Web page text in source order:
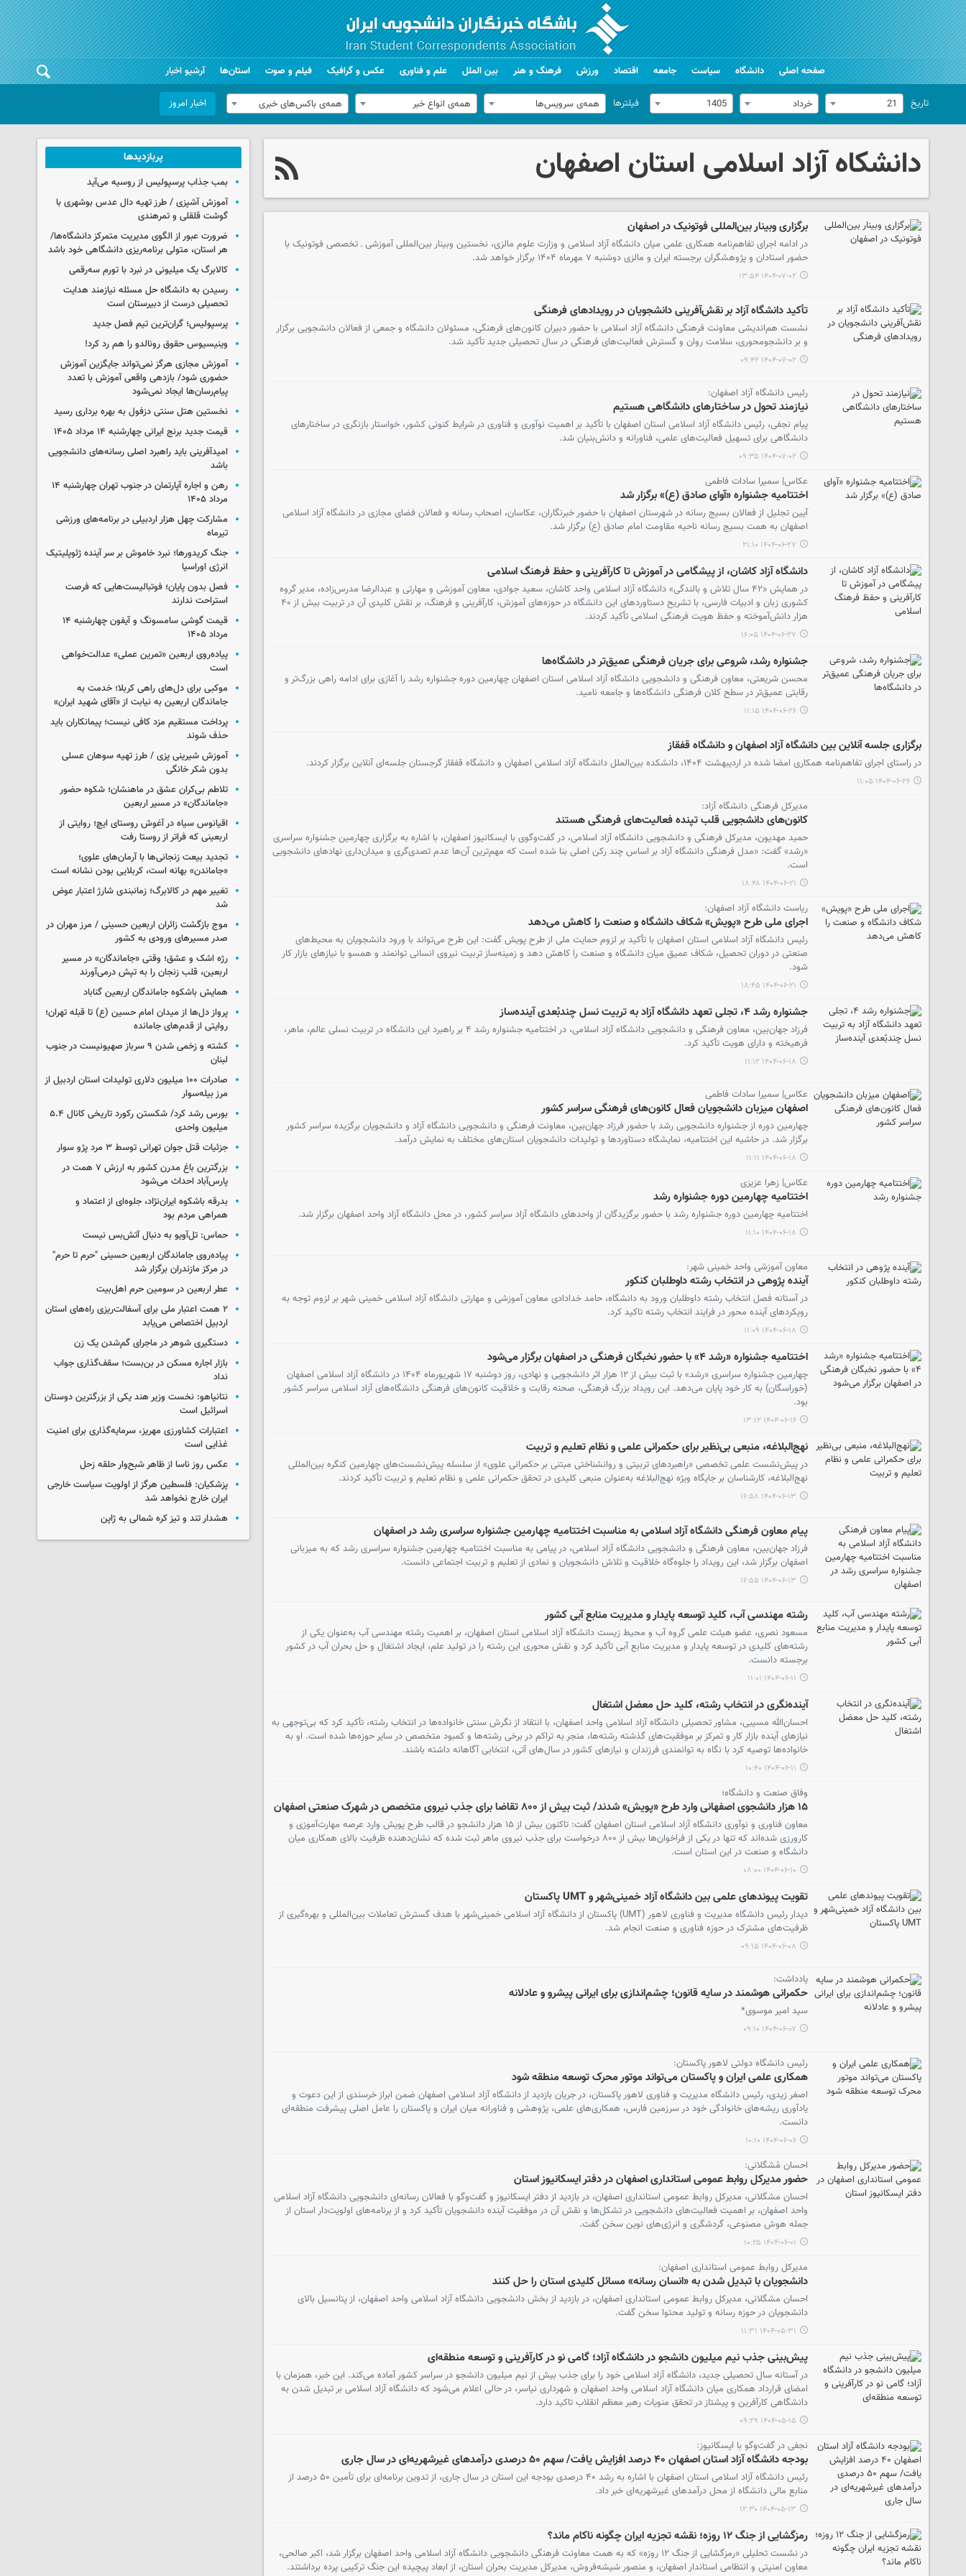
صفحه اصلی دانشگاه سیاست جامعه اقتصاد ورزش فرهنگ و هنر بین الملل علم و فناوری عکس و گرافیک فیلم و صوت استان‌ها آرشیو اخبار
تاریخ 21 خرداد 1405 فیلترها همه‌ی سرویس‌ها همه‌ی انواع خبر همه‌ی باکس‌های خبری اخبار امروز
دانشکاه آزاد اسلامی استان اصفهان
برگزاری وبینار بین‌المللی فوتونیک در اصفهان
در ادامه اجرای تفاهم‌نامه همکاری علمی میان دانشگاه آزاد اسلامی و وزارت علوم مالزی، نخستین وبینار بین‌المللی آموزشی ـ تخصصی فوتونیک با
حضور استادان و پژوهشگران برجسته ایران و مالزی دوشنبه ۷ مهرماه ۱۴۰۴ برگزار خواهد شد.
۱۴۰۴-۰۷-۰۲ ۱۳:۵۴
تأکید دانشگاه آزاد بر نقش‌آفرینی دانشجویان در رویدادهای فرهنگی
نشست هم‌اندیشی معاونت فرهنگی دانشگاه آزاد اسلامی با حضور دبیران کانون‌های فرهنگی، مسئولان دانشگاه و جمعی از فعالان دانشجویی برگزار
و بر دانشجومحوری، سلامت روان و گسترش فعالیت‌های فرهنگی در سال تحصیلی جدید تأکید شد.
۱۴۰۴-۰۷-۰۲ ۰۹:۴۲
رئیس دانشگاه آزاد اصفهان:
نیازمند تحول در ساختارهای دانشگاهی هستیم
پیام نجفی، رئیس دانشگاه آزاد اسلامی استان اصفهان با تأکید بر اهمیت نوآوری و فناوری در شرایط کنونی کشور، خواستار بازنگری در ساختارهای
دانشگاهی برای تسهیل فعالیت‌های علمی، فناورانه و دانش‌بنیان شد.
۱۴۰۴-۰۷-۰۲ ۰۹:۳۵
عکاس| سمیرا سادات فاطمی
اختتامیه جشنواره «آوای صادق (ع)» برگزار شد
آیین تجلیل از فعالان بسیج رسانه در شهرستان اصفهان با حضور خبرنگاران، عکاسان، اصحاب رسانه و فعالان فضای مجازی در دانشگاه آزاد اسلامی
اصفهان به همت بسیج رسانه ناحیه مقاومت امام صادق (ع) برگزار شد.
۱۴۰۴-۰۶-۲۷ ۲۱:۱۰
دانشگاه آزاد کاشان، از پیشگامی در آموزش تا کارآفرینی و حفظ فرهنگ اسلامی
در همایش «۴۲ سال تلاش و بالندگی» دانشگاه آزاد اسلامی واحد کاشان، سعید جوادی، معاون آموزشی و مهارتی و عبدالرضا مدرس‌زاده، مدیر گروه
کشوری زبان و ادبیات فارسی، با تشریح دستاوردهای این دانشگاه در حوزه‌های آموزش، کارآفرینی و فرهنگ، بر نقش کلیدی آن در تربیت بیش از ۴۰
هزار دانش‌آموخته و حفظ هویت فرهنگی اسلامی تأکید کردند.
۱۴۰۴-۰۶-۲۷ ۱۶:۰۵
جشنواره رشد، شروعی برای جریان فرهنگی عمیق‌تر در دانشگاه‌ها
محسن شریعتی، معاون فرهنگی و دانشجویی دانشگاه آزاد اسلامی استان اصفهان چهارمین دوره جشنواره رشد را آغازی برای ادامه راهی بزرگ‌تر و
رقابتی عمیق‌تر در سطح کلان فرهنگی دانشگاه‌ها و جامعه نامید.
۱۴۰۴-۰۶-۲۶ ۱۱:۱۵
برگزاری جلسه آنلاین بین دانشگاه آزاد اصفهان و دانشگاه قفقاز
در راستای اجرای تفاهم‌نامه همکاری امضا شده در اردیبهشت ۱۴۰۴، دانشکده بین‌الملل دانشگاه آزاد اسلامی اصفهان و دانشگاه قفقاز گرجستان جلسه‌ای آنلاین برگزار کردند.
۱۴۰۴-۰۶-۲۶ ۱۱:۰۵
مدیرکل فرهنگی دانشگاه آزاد:
کانون‌های دانشجویی قلب تپنده فعالیت‌های فرهنگی هستند
حمید مهدیون، مدیرکل فرهنگی و دانشجویی دانشگاه آزاد اسلامی، در گفت‌وگوی با ایسکانیوز اصفهان، با اشاره به برگزاری چهارمین جشنواره سراسری
«رشد» گفت: «مدل فرهنگی دانشگاه آزاد بر اساس چند رکن اصلی بنا شده است که مهم‌ترین آن‌ها عدم تصدی‌گری و میدان‌داری نهادهای دانشجویی
است.
۱۴۰۴-۰۶-۲۱ ۱۸:۴۸
ریاست دانشگاه آزاد اصفهان:
اجرای ملی طرح «پویش» شکاف دانشگاه و صنعت را کاهش می‌دهد
رئیس دانشگاه آزاد اسلامی استان اصفهان با تأکید بر لزوم حمایت ملی از طرح پویش گفت: این طرح می‌تواند با ورود دانشجویان به محیط‌های
صنعتی در دوران تحصیل، شکاف عمیق میان دانشگاه و صنعت را کاهش دهد و زمینه‌ساز تربیت نیروی انسانی توانمند و همسو با نیازهای بازار کار
شود.
۱۴۰۴-۰۶-۲۱ ۱۸:۴۵
جشنواره رشد ۴، تجلی تعهد دانشگاه آزاد به تربیت نسل چندبُعدی آینده‌ساز
فرزاد جهان‌بین، معاون فرهنگی و دانشجویی دانشگاه آزاد اسلامی، در اختتامیه جشنواره رشد ۴ بر راهبرد این دانشگاه در تربیت نسلی عالم، ماهر،
فرهیخته و دارای هویت تأکید کرد.
۱۴۰۴-۰۶-۱۸ ۱۱:۱۲
عکاس| سمیرا سادات فاطمی
اصفهان میزبان دانشجویان فعال کانون‌های فرهنگی سراسر کشور
چهارمین دوره از جشنواره دانشجویی رشد با حضور فرزاد جهان‌بین، معاونت فرهنگی و دانشجویی دانشگاه آزاد و دانشجویان برگزیده سراسر کشور
برگزار شد. در حاشیه این اختتامیه، نمایشگاه دستاوردها و تولیدات دانشجویان استان‌های مختلف به نمایش درآمد.
۱۴۰۴-۰۶-۱۸ ۱۱:۱۱
عکاس| زهرا عزیزی
اختتامیه چهارمین دوره جشنواره رشد
اختتامیه چهارمین دوره جشنواره رشد با حضور برگزیدگان از واحدهای دانشگاه آزاد سراسر کشور، در محل دانشگاه آزاد واحد اصفهان برگزار شد.
۱۴۰۴-۰۶-۱۸ ۱۱:۱۰
معاون آموزشی واحد خمینی شهر:
آینده پژوهی در انتخاب رشته داوطلبان کنکور
در آستانه فصل انتخاب رشته داوطلبان ورود به دانشگاه، حامد خدادادی معاون آموزشی و مهارتی دانشگاه آزاد اسلامی خمینی شهر بر لزوم توجه به
رویکردهای آینده محور در فرایند انتخاب رشته تاکید کرد.
۱۴۰۴-۰۶-۱۸ ۱۱:۰۹
اختتامیه جشنواره «رشد ۴» با حضور نخبگان فرهنگی در اصفهان برگزار می‌شود
چهارمین جشنواره سراسری «رشد» با ثبت بیش از ۱۲ هزار اثر دانشجویی و نهادی، روز دوشنبه ۱۷ شهریورماه ۱۴۰۴ در دانشگاه آزاد اسلامی اصفهان
(خوراسگان) به کار خود پایان می‌دهد. این رویداد بزرگ فرهنگی، صحنه رقابت و خلاقیت کانون‌های فرهنگی دانشگاه‌های آزاد اسلامی سراسر کشور
بود.
۱۴۰۴-۰۶-۱۶ ۱۳:۱۲
نهج‌البلاغه، منبعی بی‌نظیر برای حکمرانی علمی و نظام تعلیم و تربیت
در پیش‌نشست علمی تخصصی «راهبردهای تربیتی و روانشناختی مبتنی بر حکمرانی علوی» از سلسله پیش‌نشست‌های چهارمین کنگره بین‌المللی
نهج‌البلاغه، کارشناسان بر جایگاه ویژه نهج‌البلاغه به‌عنوان منبعی کلیدی در تحقق حکمرانی علمی و نظام تعلیم و تربیت تأکید کردند.
۱۴۰۴-۰۶-۱۳ ۱۶:۵۸
پیام معاون فرهنگی دانشگاه آزاد اسلامی به مناسبت اختتامیه چهارمین جشنواره سراسری رشد در اصفهان
فرزاد جهان‌بین، معاون فرهنگی و دانشجویی دانشگاه آزاد اسلامی، در پیامی به مناسبت اختتامیه چهارمین جشنواره سراسری رشد که به میزبانی
اصفهان برگزار شد، این رویداد را جلوه‌گاه خلاقیت و تلاش دانشجویان و نمادی از تعلیم و تربیت اجتماعی دانست.
۱۴۰۴-۰۶-۱۳ ۱۶:۵۵
رشته مهندسی آب، کلید توسعه پایدار و مدیریت منابع آبی کشور
مسعود نصری، عضو هیئت علمی گروه آب و محیط زیست دانشگاه آزاد اسلامی استان اصفهان، بر اهمیت رشته مهندسی آب به‌عنوان یکی از
رشته‌های کلیدی در توسعه پایدار و مدیریت منابع آبی تأکید کرد و نقش محوری این رشته را در تولید علم، ایجاد اشتغال و حل بحران آب در کشور
برجسته دانست.
۱۴۰۴-۰۶-۱۱ ۱۱:۰۱
آینده‌نگری در انتخاب رشته، کلید حل معضل اشتغال
احسان‌الله مسیبی، مشاور تحصیلی دانشگاه آزاد اسلامی واحد اصفهان، با انتقاد از نگرش سنتی خانواده‌ها در انتخاب رشته، تأکید کرد که بی‌توجهی به
نیازهای آینده بازار کار و تمرکز بر موفقیت‌های گذشته رشته‌ها، منجر به تراکم در برخی رشته‌ها و کمبود متخصص در سایر حوزه‌ها شده است. او به
خانواده‌ها توصیه کرد با نگاه به توانمندی فرزندان و نیازهای کشور در سال‌های آتی، انتخابی آگاهانه داشته باشند.
۱۴۰۴-۰۶-۱۱ ۱۰:۴۰
وفاق صنعت و دانشگاه؛
۱۵ هزار دانشجوی اصفهانی وارد طرح «پویش» شدند/ ثبت بیش از ۸۰۰ تقاضا برای جذب نیروی متخصص در شهرک صنعتی اصفهان
معاون فناوری و نوآوری دانشگاه آزاد اسلامی استان اصفهان گفت: تاکنون بیش از ۱۵ هزار دانشجو در قالب طرح پویش وارد عرصه مهارت‌آموزی و
کارورزی شده‌اند که تنها در یکی از فراخوان‌ها بیش از ۸۰۰ درخواست برای جذب نیروی ماهر ثبت شده که نشان‌دهنده ظرفیت بالای همکاری میان
دانشگاه و صنعت در این استان است.
۱۴۰۴-۰۶-۱۰ ۰۸:۰۰
تقویت پیوندهای علمی بین دانشگاه آزاد خمینی‌شهر و UMT پاکستان
دیدار رئیس دانشگاه مدیریت و فناوری لاهور (UMT) پاکستان از دانشگاه آزاد اسلامی خمینی‌شهر با هدف گسترش تعاملات بین‌المللی و بهره‌گیری از
ظرفیت‌های مشترک در حوزه فناوری و صنعت انجام شد.
۱۴۰۴-۰۶-۰۸ ۰۹:۱۵
یادداشت:
حکمرانی هوشمند در سایه قانون؛ چشم‌اندازی برای ایرانی پیشرو و عادلانه
سید امیر موسوی*
۱۴۰۴-۰۶-۰۷ ۰۹:۱۰
رئیس دانشگاه دولتی لاهور پاکستان:
همکاری علمی ایران و پاکستان می‌تواند موتور محرک توسعه منطقه شود
اصغر زیدی، رئیس دانشگاه مدیریت و فناوری لاهور پاکستان، در جریان بازدید از دانشگاه آزاد اسلامی اصفهان ضمن ابراز خرسندی از این دعوت و
یادآوری ریشه‌های خانوادگی خود در سرزمین فارس، همکاری‌های علمی، پژوهشی و فناورانه میان ایران و پاکستان را عامل اصلی پیشرفت منطقه‌ای
دانست.
۱۴۰۴-۰۶-۰۶ ۱۰:۱۰
احسان مُشگلانی:
حضور مدیرکل روابط عمومی استانداری اصفهان در دفتر ایسکانیوز استان
احسان مشگلانی، مدیرکل روابط عمومی استانداری اصفهان، در بازدید از دفتر ایسکانیوز و گفت‌وگو با فعالان رسانه‌ای دانشجویی دانشگاه آزاد اسلامی
واحد اصفهان، بر اهمیت فعالیت‌های دانشجویی در تشکل‌ها و نقش آن در موفقیت آینده دانشجویان تأکید کرد و از برنامه‌های اولویت‌دار استان از
جمله هوش مصنوعی، گردشگری و انرژی‌های نوین سخن گفت.
۱۴۰۴-۰۶-۰۱ ۱۰:۲۵
مدیرکل روابط عمومی استانداری اصفهان:
دانشجویان با تبدیل شدن به «انسان رسانه» مسائل کلیدی استان را حل کنند
احسان مشگلانی، مدیرکل روابط عمومی استانداری اصفهان، در بازدید از بخش دانشجویی دانشگاه آزاد اسلامی واحد اصفهان، از پتانسیل بالای
دانشجویان در حوزه رسانه و تولید محتوا سخن گفت.
۱۴۰۴-۰۵-۳۱ ۱۱:۳۱
پیش‌بینی جذب نیم میلیون دانشجو در دانشگاه آزاد؛ گامی نو در کارآفرینی و توسعه منطقه‌ای
در آستانه سال تحصیلی جدید، دانشگاه آزاد اسلامی خود را برای جذب بیش از نیم میلیون دانشجو در سراسر کشور آماده می‌کند. این خبر، همزمان با
امضای قرارداد همکاری میان دانشگاه آزاد اسلامی واحد اصفهان و شهرداری نیاسر، در حالی اعلام می‌شود که دانشگاه آزاد اسلامی بر تبدیل شدن به
دانشگاهی کارآفرین و پیشتاز در تحقق منویات رهبر معظم انقلاب تاکید دارد.
۱۴۰۴-۰۵-۱۵ ۰۹:۲۹
نجفی در گفت‌وگو با ایسکانیوز:
بودجه دانشگاه آزاد استان اصفهان ۴۰ درصد افزایش یافت/ سهم ۵۰ درصدی درآمدهای غیرشهریه‌ای در سال جاری
رئیس دانشگاه آزاد اسلامی استان اصفهان با اشاره به رشد ۴۰ درصدی بودجه این استان در سال جاری، از تدوین برنامه‌ای برای تأمین ۵۰ درصد از
منابع مالی دانشگاه از محل درآمدهای غیرشهریه‌ای خبر داد.
۱۴۰۴-۰۵-۱۳ ۱۲:۳۰
رمزگشایی از جنگ ۱۲ روزه؛ نقشه تجزیه ایران چگونه ناکام ماند؟
در نشست تحلیلی «رمزگشایی از جنگ ۱۲ روزه» که به همت معاونت فرهنگی دانشجویی دانشگاه آزاد اسلامی واحد اصفهان برگزار شد، اکبر صالحی،
معاون امنیتی و انتظامی استاندار اصفهان، و منصور شیشه‌فروش، مدیرکل مدیریت بحران استان، از ابعاد پیچیده این جنگ ترکیبی پرده برداشتند.
پربازدیدها
بمب جذاب پرسپولیس از روسیه می‌آید
آموزش آشپزی / طرز تهیه دال عدس بوشهری با
گوشت قلقلی و تمرهندی
ضرورت عبور از الگوی مدیریت متمرکز دانشگاه‌ها/
هر استان، متولی برنامه‌ریزی دانشگاهی خود باشد
کالابرگ یک میلیونی در نبرد با تورم سه‌رقمی
رسیدن به دانشگاه حل مسئله نیازمند هدایت
تحصیلی درست از دبیرستان است
پرسپولیس؛ گران‌ترین تیم فصل جدید
وینیسیوس حقوق رونالدو را هم رد کرد!
آموزش مجازی هرگز نمی‌تواند جایگزین آموزش
حضوری شود/ بازدهی واقعی آموزش با تعدد
پیام‌رسان‌ها ایجاد نمی‌شود
نخستین هتل سنتی دزفول به بهره برداری رسید
قیمت جدید برنج ایرانی چهارشنبه ۱۴ مرداد ۱۴۰۵
امیدآفرینی باید راهبرد اصلی رسانه‌های دانشجویی
باشد
رهن و اجاره آپارتمان در جنوب تهران چهارشنبه ۱۴
مرداد ۱۴۰۵
مشارکت چهل‌ هزار اردبیلی در برنامه‌های ورزشی
تیرماه
جنگ کریدورها؛ نبرد خاموش بر سر آینده ژئوپلیتیک
انرژی اوراسیا
فصل بدون پایان؛ فوتبالیست‌هایی که فرصت
استراحت ندارند
قیمت گوشی سامسونگ و آیفون چهارشنبه ۱۴
مرداد ۱۴۰۵
پیاده‌روی اربعین «تمرین عملی» عدالت‌خواهی
است
موکبی برای دل‌های راهی کربلا؛ خدمت به
جاماندگان اربعین به نیابت از «آقای شهید ایران»
پرداخت مستقیم مزد کافی نیست؛ پیمانکاران باید
حذف شوند
آموزش شیرینی پزی / طرز تهیه سوهان عسلی
بدون شکر خانگی
تلاطم بی‌کران عشق در ماهنشان؛ شکوه حضور
«جاماندگان» در مسیر اربعین
اقیانوس سیاه در آغوش روستای ایچ؛ روایتی از
اربعینی که فراتر از روستا رفت
تجدید بیعت زنجانی‌ها با آرمان‌های علوی؛
«جاماندن» بهانه است، کربلایی بودن نشانه است
تغییر مهم در کالابرگ؛ زمانبندی‌ شارژ اعتبار عوض
شد
موج بازگشت زائران اربعین حسینی / مرز مهران در
صدر مسیرهای ورودی به کشور
رژه اشک و عشق؛ وقتی «جاماندگان» در مسیر
اربعین، قلب زنجان را به تپش درمی‌آورند
همایش باشکوه جاماندگان اربعین گناباد
پرواز دل‌ها از میدان امام حسین (ع) تا قبله تهران؛
روایتی از قدم‌های جامانده
کشته و زخمی شدن ۹ سرباز صهیونیست در جنوب
لبنان
صادرات ۱۰۰ میلیون دلاری تولیدات استان اردبیل از
مرز بیله‌سوار
بورس رشد کرد/ شکستن رکورد تاریخی کانال ۵.۴
میلیون واحدی
جزئیات قتل جوان تهرانی توسط ۳ مرد پژو سوار
بزرگترین باغ مدرن کشور به ارزش ۷ همت در
پارس‌آباد احداث می‌شود
بدرقه باشکوه ایران‌نژاد، جلوه‌ای از اعتماد و
همراهی مردم بود
حماس: تل‌آویو به دنبال آتش‌بس نیست
پیاده‌روی جاماندگان اربعین حسینی "حرم تا حرم"
در مرکز مازندران برگزار شد
عطر اربعین در سومین حرم اهل‌بیت
۲ همت اعتبار ملی برای آسفالت‌ریزی راه‌های استان
اردبیل اختصاص می‌یابد
دستگیری شوهر در ماجرای گم‌شدن یک زن
بازار اجاره مسکن در بن‌بست؛ سقف‌گذاری جواب
نداد
نتانیاهو: نخست وزیر هند یکی از بزرگترین دوستان
اسرائیل است
اعتبارات کشاورزی مهریز، سرمایه‌گذاری برای امنیت
غذایی است
عکس روز ناسا از ظاهر شبح‌وار حلقه زحل
پزشکیان: فلسطین هرگز از اولویت سیاست خارجی
ایران خارج نخواهد شد
هشدار تند و تیز کره شمالی به ژاپن